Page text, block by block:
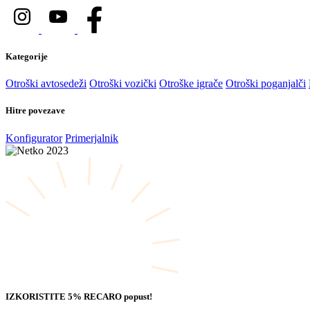
Kategorije
Otroški avtosedeži Otroški vozički Otroške igrače Otroški poganjalči
Hitre povezave
Konfigurator Primerjalnik
IZKORISTITE 5% RECARO popust!